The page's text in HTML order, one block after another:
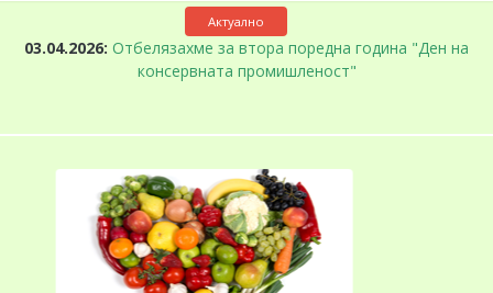
Актуално
03.04.2026: Отбелязахме за втора поредна година "Ден на
консервната промишленост"